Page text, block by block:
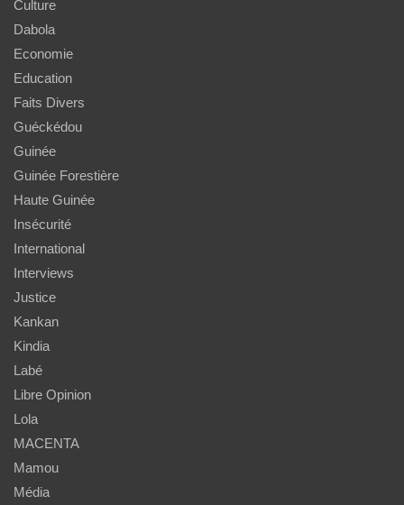
Culture
Dabola
Economie
Education
Faits Divers
Guéckédou
Guinée
Guinée Forestière
Haute Guinée
Insécurité
International
Interviews
Justice
Kankan
Kindia
Labé
Libre Opinion
Lola
MACENTA
Mamou
Média